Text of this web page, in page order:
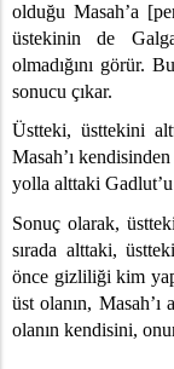
Varsa
Anlamı
Olmayan Biri,
– 1
Yeryüzündeki
Tarafından
olduğu Masah’a
üstekinin de
olmadığını görür.
sonucu çıkar.
Üstteki, üsttekini
Masah’ı
yolla alttaki
Sonuç olarak,
sırada alttaki,
önce gizliliği kim
üst olanın,
olanın kendisini,